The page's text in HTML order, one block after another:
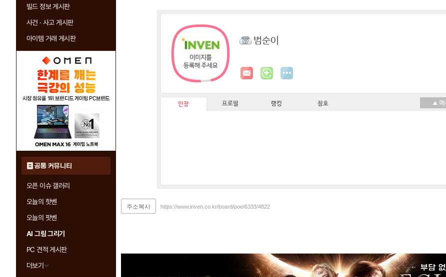
빌드 정보 게시판
사건 · 사고 게시판
아이템 거래 게시판
공통 커뮤니티
오픈 이슈 갤러리
오늘의 핫벤
오늘의 팟벤
AI 그림 그리기
PC 견적 게시판
더보기
범순이
인장 프로필 랭킹 칭호
주소복사 https://www.inven.co.kr/board/poe/6333/4822